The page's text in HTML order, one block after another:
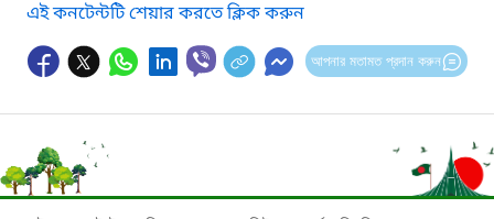
এই কনটেন্টটি শেয়ার করতে ক্লিক করুন
আপনার মতামত প্রদান করুন